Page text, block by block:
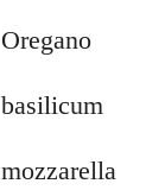
Oregano
basilicum
mozzarella